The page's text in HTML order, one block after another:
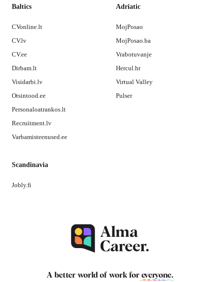
Baltics
CVonline.lt
CV.lv
CV.ee
Dirbam.lt
Visidarbi.lv
Otsintood.ee
Personaloatrankos.lt
Recruitment.lv
Varbamisteenused.ee
Adriatic
MojPosao
MojPosao.ba
Vrabotuvanje
Hercul.hr
Virtual Valley
Pulser
Scandinavia
Jobly.fi
A better world of work for everyone.